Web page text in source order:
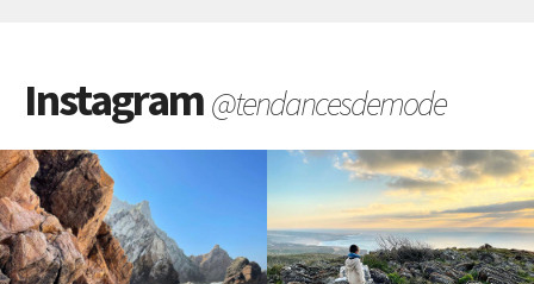
Instagram@tendancesdemode